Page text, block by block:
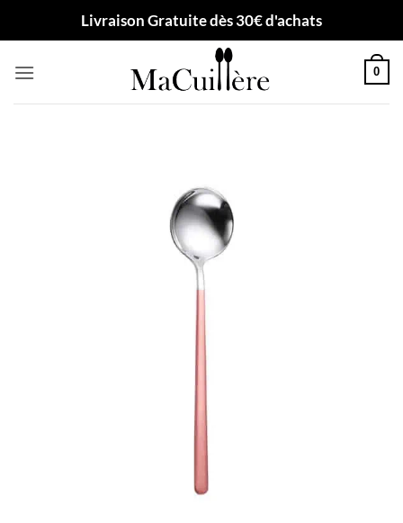
Livraison Gratuite dès 30€ d'achats
0